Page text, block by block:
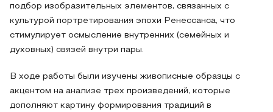
подбор изобразительных элементов, связанных с
культурой портретирования эпохи Ренессанса, что
стимулирует осмысление внутренних (семейных и
духовных) связей внутри пары.
В ходе работы были изучены живописные образцы с
акцентом на анализе трех произведений, которые
дополняют картину формирования традиций в